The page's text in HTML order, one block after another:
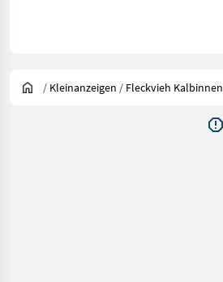
/ Kleinanzeigen / Fleckvieh Kalbinnen